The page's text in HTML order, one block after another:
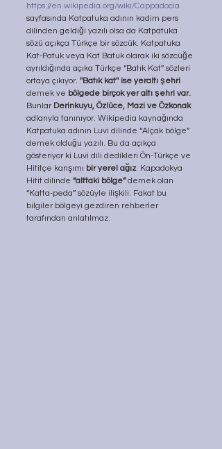
https://en.wikipedia.org/wiki/Cappadocia
sayfasında Katpatuka adının kadim pers
dilinden geldiği yazılı olsa da Katpatuka
sözü açıkça Türkçe bir sözcük. Katpatuka
Kat-Patuk veya Kat Batuk olarak iki sözcüğe
ayrıldığında açıka Türkçe “Batık Kat” sözleri
ortaya çıkıyor. ''Batık kat'' ise yeraltı şehri
demek ve bölgede birçok yer altı şehri var.
Bunlar Derinkuyu, Özlüce, Mazi ve Özkonak
adlarıyla tanınıyor. Wikipedia kaynağında
Katpatuka adının Luvi dilinde “Alçak bölge”
demek olduğu yazılı. Bu da açıkça
gösteriyor ki Luvi dili dedikleri Ön-Türkçe ve
Hititçe karışımı bir yerel ağız. Kapadokya
Hitit dilinde “alttaki bölge” demek olan
“Katta-peda” sözüyle ilişkili. Fakat bu
bilgiler bölgeyi gezdiren rehberler
tarafından anlatılmaz.